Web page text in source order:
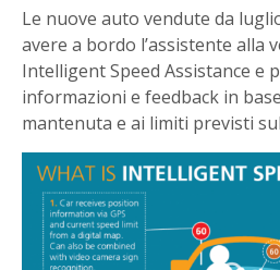
Le nuove auto vendute da
avere a bordo l’assistente alla
Intelligent Speed Assistance e
informazioni e feedback in
mantenuta e ai limiti previsti